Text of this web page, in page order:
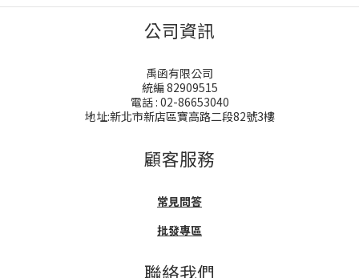
公司資訊
禹函有限公司
統編 82909515
電話 : 02-86653040
地址:新北市新店區寶高路二段82號3樓
顧客服務
常見問答
批發專區
聯絡我們